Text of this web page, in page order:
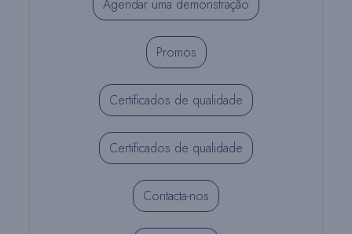
Agendar uma demonstração
Promos
Certificados de qualidade
Certificados de qualidade
Contacta-nos